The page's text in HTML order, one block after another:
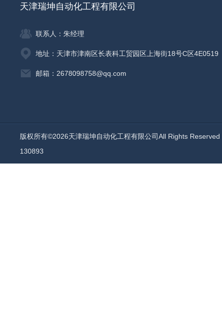
天津瑞坤自动化工程有限公司
联系人：朱经理
地址：天津市津南区长表科工贸园区上海街18号C区4E0519
邮箱：2678098758@qq.com
版权所有©2026天津瑞坤自动化工程有限公司All Rights
130893